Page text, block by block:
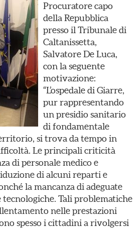
Procuratore capo
della Repubblica
presso il Tribunale di
Caltanissetta,
Salvatore De Luca,
con la seguente
motivazione:
“L’ospedale di Giarre,
pur rappresentando
un presidio sanitario
di fondamentale
si trova da tempo in
Le principali criticità
di personale medico e
di alcuni reparti e
la mancanza di adeguate
Tali problematiche
nelle prestazioni
spesso i cittadini a rivolgersi